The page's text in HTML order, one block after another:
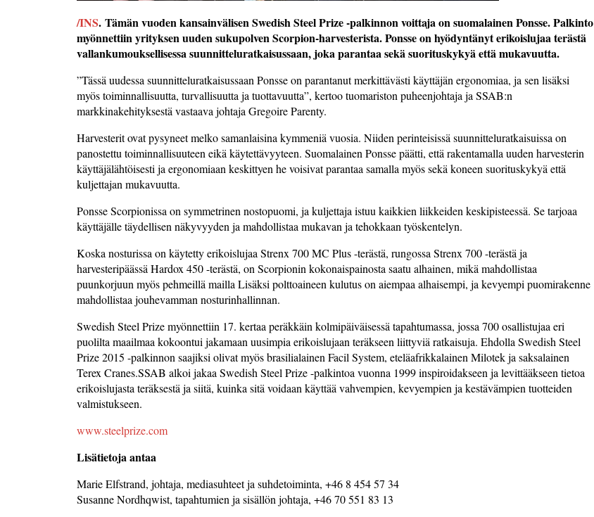
/INS. Tämän vuoden kansainvälisen Swedish Steel Prize -palkinnon voittaja on suomalainen Ponsse. Palkinto
myönnettiin yrityksen uuden sukupolven Scorpion-harvesterista. Ponsse on hyödyntänyt erikoislujaa terästä
vallankumouksellisessa suunnitteluratkaisussaan, joka parantaa sekä suorituskykyä että mukavuutta.
”Tässä uudessa suunnitteluratkaisussaan Ponsse on parantanut merkittävästi käyttäjän ergonomiaa, ja sen lisäksi
myös toiminnallisuutta, turvallisuutta ja tuottavuutta”, kertoo tuomariston puheenjohtaja ja SSAB:n
markkinakehityksestä vastaava johtaja Gregoire Parenty.
Harvesterit ovat pysyneet melko samanlaisina kymmeniä vuosia. Niiden perinteisissä suunnitteluratkaisuissa on
panostettu toiminnallisuuteen eikä käytettävyyteen. Suomalainen Ponsse päätti, että rakentamalla uuden harvesterin
käyttäjälähtöisesti ja ergonomiaan keskittyen he voisivat parantaa samalla myös sekä koneen suorituskykyä että
kuljettajan mukavuutta.
Ponsse Scorpionissa on symmetrinen nostopuomi, ja kuljettaja istuu kaikkien liikkeiden keskipisteessä. Se tarjoaa
käyttäjälle täydellisen näkyvyyden ja mahdollistaa mukavan ja tehokkaan työskentelyn.
Koska nosturissa on käytetty erikoislujaa Strenx 700 MC Plus -terästä, rungossa Strenx 700 -terästä ja
harvesteripäässä Hardox 450 -terästä, on Scorpionin kokonaispainosta saatu alhainen, mikä mahdollistaa
puunkorjuun myös pehmeillä mailla Lisäksi polttoaineen kulutus on aiempaa alhaisempi, ja kevyempi puomirakenne
mahdollistaa jouhevamman nosturinhallinnan.
Swedish Steel Prize myönnettiin 17. kertaa peräkkäin kolmipäiväisessä tapahtumassa, jossa 700 osallistujaa eri
puolilta maailmaa kokoontui jakamaan uusimpia erikoislujaan teräkseen liittyviä ratkaisuja. Ehdolla Swedish Steel
Prize 2015 -palkinnon saajiksi olivat myös brasilialainen Facil System, eteläafrikkalainen Milotek ja saksalainen
Terex Cranes.SSAB alkoi jakaa Swedish Steel Prize -palkintoa vuonna 1999 inspiroidakseen ja levittääkseen tietoa
erikoislujasta teräksestä ja siitä, kuinka sitä voidaan käyttää vahvempien, kevyempien ja kestävämpien tuotteiden
valmistukseen.
www.steelprize.com
Lisätietoja antaa
Marie Elfstrand, johtaja, mediasuhteet ja suhdetoiminta, +46 8 454 57 34
Susanne Nordhqwist, tapahtumien ja sisällön johtaja, +46 70 551 83 13